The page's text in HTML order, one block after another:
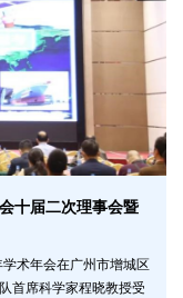
十届二次理事会暨
术年会在广州市增城区
首席科学家程晓教授受